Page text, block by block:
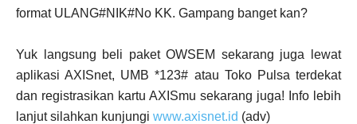
format ULANG#NIK#No KK. Gampang banget kan?
Yuk langsung beli paket OWSEM sekarang juga lewat
aplikasi AXISnet, UMB *123# atau Toko Pulsa terdekat
dan registrasikan kartu AXISmu sekarang juga! Info lebih
lanjut silahkan kunjungi www.axisnet.id (adv)